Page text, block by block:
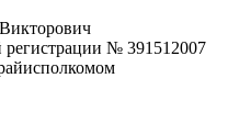
регистрации № 391512007